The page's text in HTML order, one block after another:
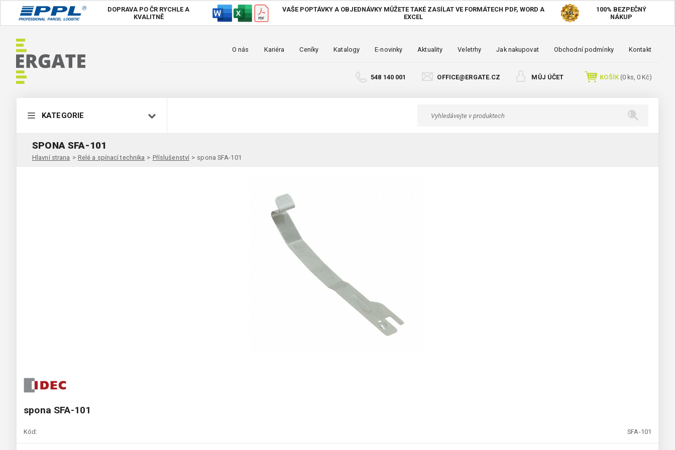
DOPRAVA PO ČR RYCHLE A
KVALITNĚ
VAŠE POPTÁVKY A OBJEDNÁVKY MŮŽETE TAKÉ ZASÍLAT VE FORMÁTECH PDF, WORD A
EXCEL
100% BEZPEČNÝ
NÁKUP
O nás Kariéra Ceníky Katalogy E-novinky Aktuality Veletrhy Jak nakupovat Obchodní podmínky Kontakt
548 140 001 OFFICE@ERGATE.CZ MŮJ ÚČET KOŠÍK(0ks, 0 Kč)
KATEGORIE
SPONA SFA-101
Hlavní strana > Relé a spínací technika > Příslušenství > spona SFA-101
spona SFA-101
Kód: SFA-101